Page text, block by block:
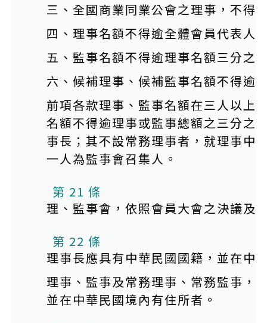
三、全國商業同業公會之理事，不得
四、理事名額不得逾全體會員代表人
五、監事名額不得逾理事名額三分之
六、候補理事、候補監事名額不得逾
前項各款理事、監事名額在三人以上
名額不得逾理事或監事總額之三分之
事長；其不設常務理事者，就理事中
一人為監事會召集人。
第 21 條
理、監事會，依照會員大會之決議及
第 22 條
理事長應具有中華民國國籍，並在中
理事、監事及常務理事、常務監事，
並在中華民國境內有住所者。